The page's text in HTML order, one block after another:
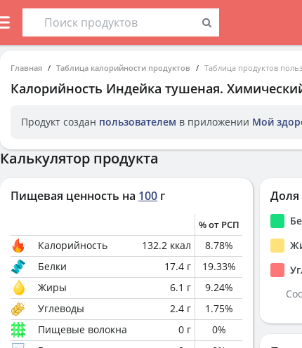
Главная Таблица калорийности продуктов Таблица продуктов
Калорийность Индейка тушеная.
Продукт создан пользователем в приложении Мой
Калькулятор продукта
Пищевая ценность на 100 г
% от РСП
Калорийность 132.2 ккал 8.78%
Белки
17.4 г 19.33%
Жиры
6.1 г 9.24%
Углеводы
2.4 г 1.75%
Пищевые волокна
0 г 0%
Доля